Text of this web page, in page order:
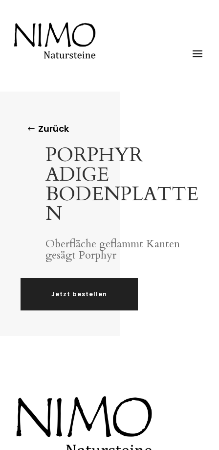
Zurück
PORPHYR
ADIGE
BODENPLATTE
N
Oberfläche geflammt Kanten
gesägt Porphyr
Jetzt bestellen